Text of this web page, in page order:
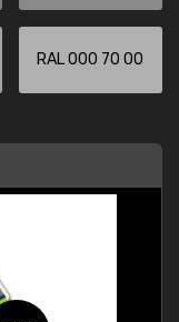
RAL 000 70 00